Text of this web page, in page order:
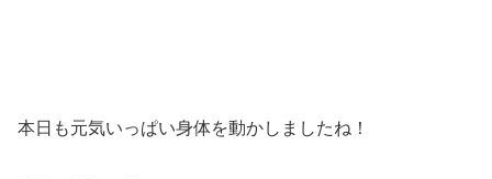
本日も元気いっぱい身体を動かしましたね！